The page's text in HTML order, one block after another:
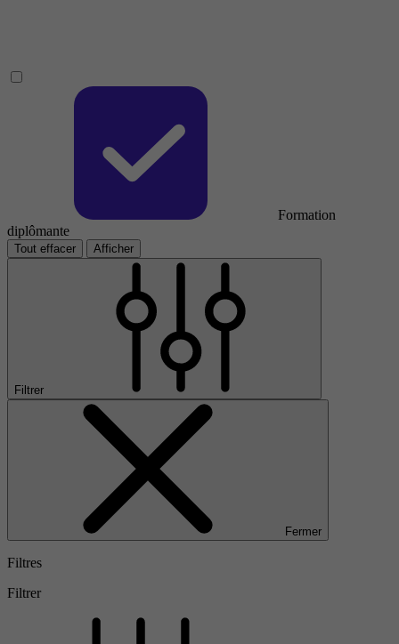
Formation
diplômante
Tout effacer Afficher
Filtrer
Fermer
Filtres
Filtrer